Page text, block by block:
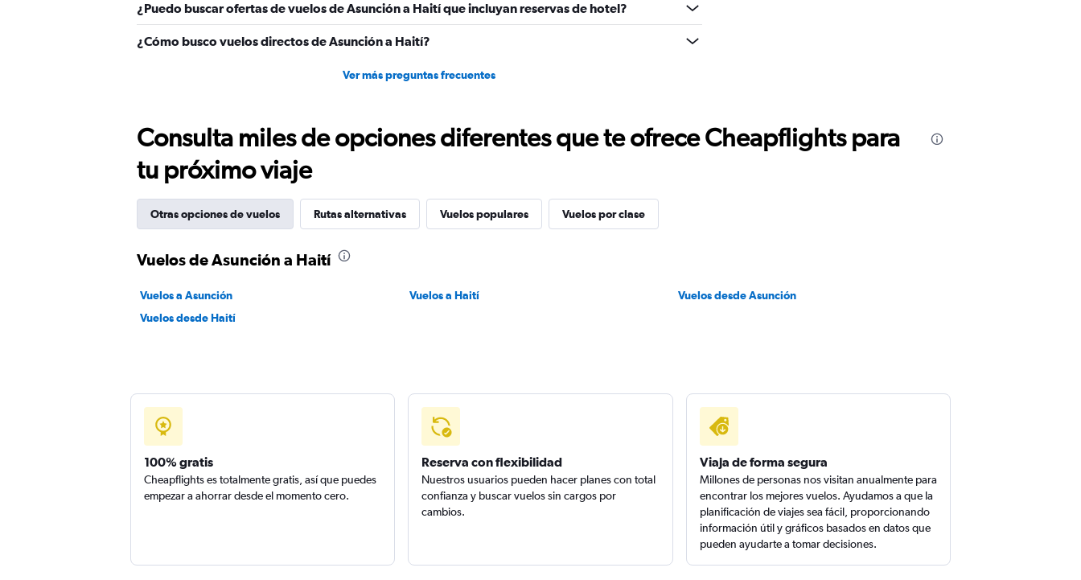
¿Puedo buscar ofertas de vuelos de Asunción a Haití que incluyan reservas de hotel?
¿Cómo busco vuelos directos de Asunción a Haití?
Ver más preguntas frecuentes
Consulta miles de opciones diferentes que te ofrece Cheapflights para
tu próximo viaje
Otras opciones de vuelos Rutas alternativas Vuelos populares Vuelos por clase
Vuelos de Asunción a Haití
Vuelos a Asunción Vuelos a Haití
Vuelos desde Asunción
Vuelos desde Haití
100% gratis
Cheapflights es totalmente gratis, así que puedes
empezar a ahorrar desde el momento cero.
Reserva con flexibilidad
Nuestros usuarios pueden hacer planes con total
confianza y buscar vuelos sin cargos por
cambios.
Viaja de forma segura
Millones de personas nos visitan anualmente para
encontrar los mejores vuelos. Ayudamos a que la
planificación de viajes sea fácil, proporcionando
información útil y gráficos basados en datos que
pueden ayudarte a tomar decisiones.